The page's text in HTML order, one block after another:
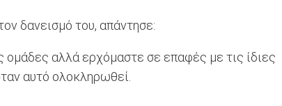
δανεισμό του, απάντησε:
αλλά ερχόμαστε σε επαφές με τις ίδιες
αυτό ολοκληρωθεί.